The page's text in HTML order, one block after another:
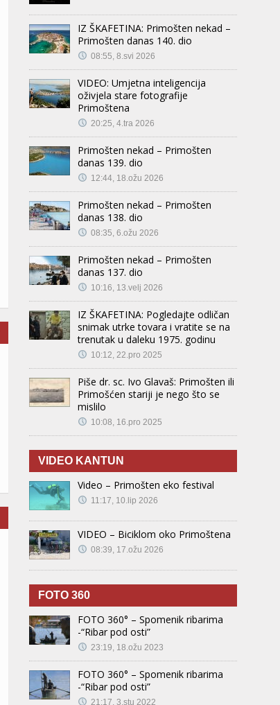
IZ ŠKAFETINA: Primošten nekad –
Primošten danas 140. dio
08:55, 8.svi 2026
VIDEO: Umjetna inteligencija
oživjela stare fotografije
Primoštena
20:25, 4.tra 2026
Primošten nekad – Primošten
danas 139. dio
12:44, 18.ožu 2026
Primošten nekad – Primošten
danas 138. dio
08:35, 6.ožu 2026
Primošten nekad – Primošten
danas 137. dio
10:16, 13.velj 2026
IZ ŠKAFETINA: Pogledajte odličan
snimak utrke tovara i vratite se na
trenutak u daleku 1975. godinu
10:12, 22.pro 2025
Piše dr. sc. Ivo Glavaš: Primošten ili
Primošćen stariji je nego što se
mislilo
10:08, 16.pro 2025
VIDEO KANTUN
Video – Primošten eko festival
11:17, 10.lip 2026
VIDEO – Biciklom oko Primoštena
08:39, 17.ožu 2026
FOTO 360
FOTO 360° – Spomenik ribarima
-“Ribar pod osti”
23:19, 18.ožu 2023
FOTO 360° – Spomenik ribarima
-“Ribar pod osti”
21:17, 3.stu 2022